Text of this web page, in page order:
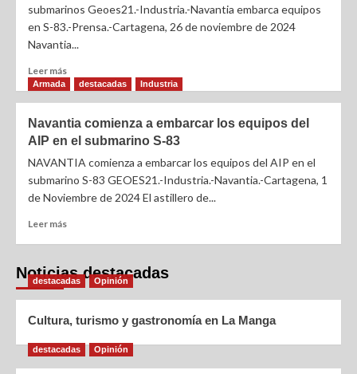
submarinos Geoes21.-Industria.-Navantia embarca equipos
en S-83.-Prensa.-Cartagena, 26 de noviembre de 2024
Navantia...
Leer más
Armada destacadas Industria
Navantia comienza a embarcar los equipos del
AIP en el submarino S-83
NAVANTIA comienza a embarcar los equipos del AIP en el
submarino S-83 GEOES21.-Industria.-Navantia.-Cartagena, 1
de Noviembre de 2024 El astillero de...
Leer más
Noticias destacadas
destacadas Opinión
Cultura, turismo y gastronomía en La Manga
destacadas Opinión